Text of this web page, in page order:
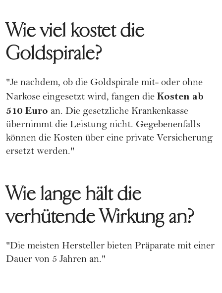
Wie viel kostet die
Goldspirale?
"Je nachdem, ob die Goldspirale mit- oder ohne
Narkose eingesetzt wird, fangen die Kosten ab
510 Euro an. Die gesetzliche Krankenkasse
übernimmt die Leistung nicht. Gegebenenfalls
können die Kosten über eine private Versicherung
ersetzt werden."
Wie lange hält die
verhütende Wirkung an?
"Die meisten Hersteller bieten Präparate mit einer
Dauer von 5 Jahren an."